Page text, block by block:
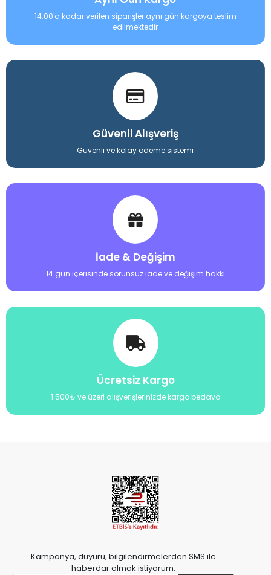
14:00'a kadar verilen siparişler aynı gün kargoya teslim
edilmektedir
Güvenli Alışveriş
Güvenli ve kolay ödeme sistemi
İade & Değişim
14 gün içerisinde sorunsuz iade ve değişim hakkı
Ücretsiz Kargo
1.500₺ ve üzeri alışverişlerinizde kargo bedava
Kampanya, duyuru, bilgilendirmelerden SMS ile
haberdar olmak istiyorum.